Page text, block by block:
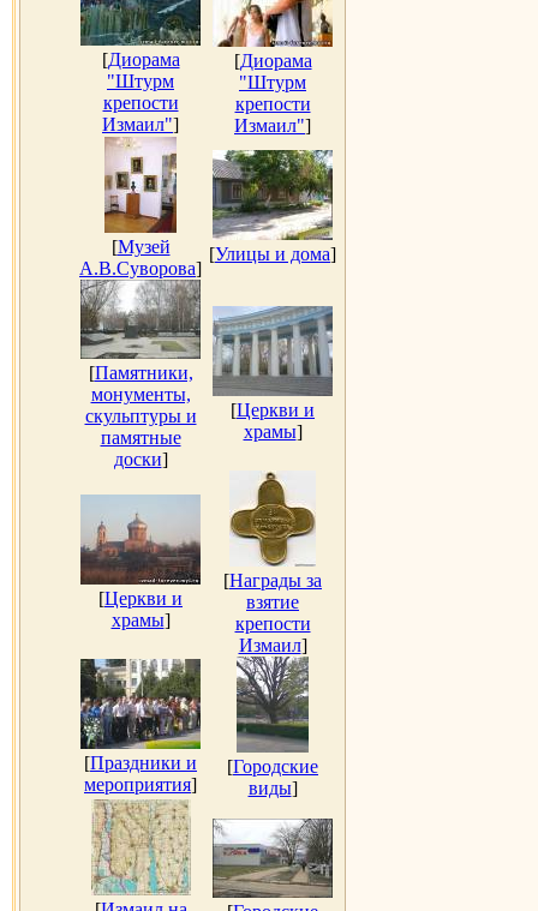
[Диорама
"Штурм
крепости
Измаил"]
[Диорама
"Штурм
крепости
Измаил"]
[Музей
А.В.Суворова]
[Улицы и дома]
[Памятники,
монументы,
скульптуры и
памятные
доски]
[Церкви и
храмы]
[Церкви и
храмы]
[Награды за
взятие
крепости
Измаил]
[Праздники и
мероприятия]
[Городские
виды]